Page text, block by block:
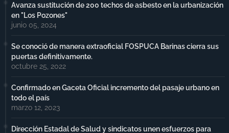
Avanza sustitución de 200 techos de asbesto en la urbanización
en "Los Pozones"
junio 05, 2024
Se conoció de manera extraoficial FOSPUCA Barinas cierra sus
puertas definitivamente.
octubre 25, 2022
Confirmado en Gaceta Oficial incremento del pasaje urbano en
todo el país
marzo 12, 2023
Dirección Estadal de Salud y sindicatos unen esfuerzos para